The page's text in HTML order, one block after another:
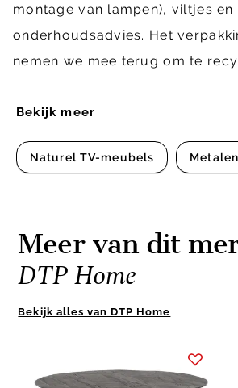
Bekijk meer
Naturel TV-meubels
montage van lampen), viltjes en
onderhoudsadvies. Het
nemen we mee terug om te
Meer van dit
DTP Home
Bekijk alles van DTP Home